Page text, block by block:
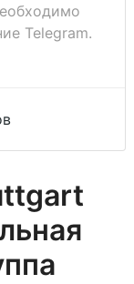
Telegram.